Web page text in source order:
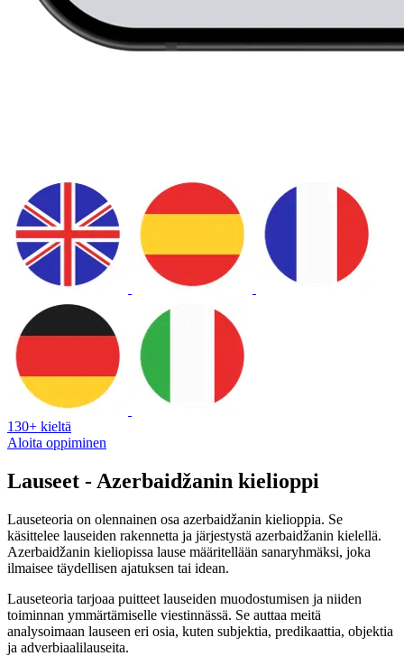
130+ kieltä
Aloita oppiminen
Lauseet - Azerbaidžanin kielioppi
Lauseteoria on olennainen osa azerbaidžanin kielioppia. Se
käsittelee lauseiden rakennetta ja järjestystä azerbaidžanin kielellä.
Azerbaidžanin kieliopissa lause määritellään sanaryhmäksi, joka
ilmaisee täydellisen ajatuksen tai idean.
Lauseteoria tarjoaa puitteet lauseiden muodostumisen ja niiden
toiminnan ymmärtämiselle viestinnässä. Se auttaa meitä
analysoimaan lauseen eri osia, kuten subjektia, predikaattia, objektia
ja adverbiaalilauseita.